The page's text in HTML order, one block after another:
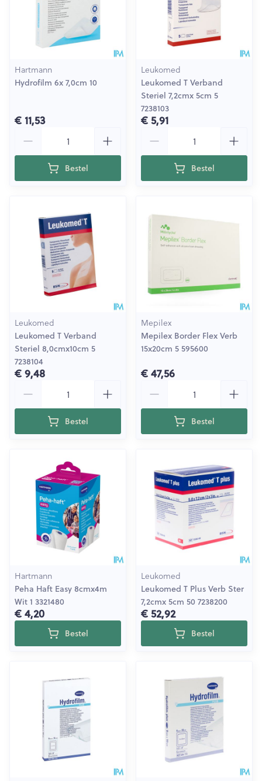
Hartmann
Hydrofilm 6x 7,0cm 10
€ 11,53
Bestel
Leukomed
Leukomed T Verband
Steriel 7,2cmx 5cm 5
7238103
€ 5,91
Bestel
Leukomed
Leukomed T Verband
Steriel 8,0cmx10cm 5
7238104
€ 9,48
Bestel
Mepilex
Mepilex Border Flex Verb
15x20cm 5 595600
€ 47,56
Bestel
Hartmann
Peha Haft Easy 8cmx4m
Wit 1 3321480
€ 4,20
Bestel
Leukomed
Leukomed T Plus Verb Ster
7,2cmx 5cm 50 7238200
€ 52,92
Bestel